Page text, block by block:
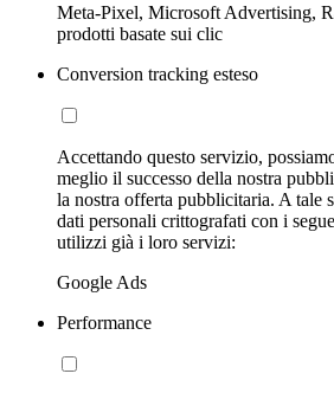
Meta-Pixel, Microsoft Advertising,
prodotti basate sui clic
Conversion tracking esteso
Accettando questo servizio,
meglio il successo della nostra
la nostra offerta pubblicitaria. A tale
dati personali crittografati con i
utilizzi già i loro servizi:
Google Ads
Performance